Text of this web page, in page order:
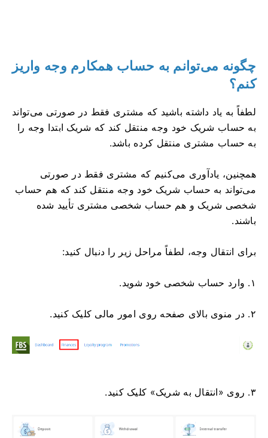
چگونه می‌توانم به حساب همکارم وجه واریز
کنم؟
لطفاً به یاد داشته باشید که مشتری فقط در صورتی می‌تواند
به حساب شریک خود وجه منتقل کند که شریک ابتدا وجه را
به حساب مشتری منتقل کرده باشد.
همچنین، یادآوری می‌کنیم که مشتری فقط در صورتی
می‌تواند به حساب شریک خود وجه منتقل کند که هم حساب
شخصی شریک و هم حساب شخصی مشتری تأیید شده
باشند.
برای انتقال وجه، لطفاً مراحل زیر را دنبال کنید:
۱. وارد حساب شخصی خود شوید.
۲. در منوی بالای صفحه روی امور مالی کلیک کنید.
۳. روی «انتقال به شریک» کلیک کنید.